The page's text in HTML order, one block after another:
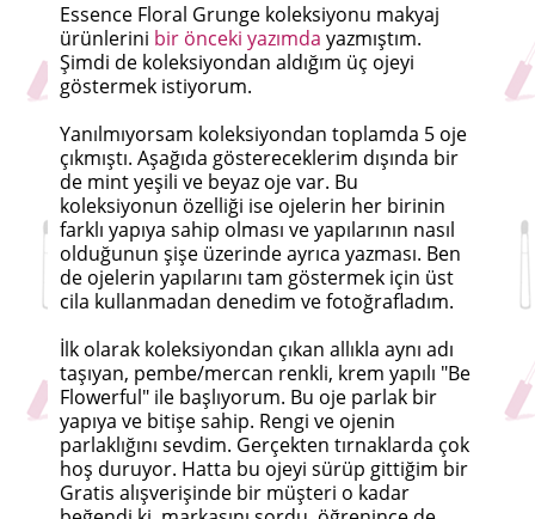
Essence Floral Grunge koleksiyonu makyaj
ürünlerini bir önceki yazımda yazmıştım.
Şimdi de koleksiyondan aldığım üç ojeyi
göstermek istiyorum.
Yanılmıyorsam koleksiyondan toplamda 5 oje
çıkmıştı. Aşağıda göstereceklerim dışında bir
de mint yeşili ve beyaz oje var. Bu
koleksiyonun özelliği ise ojelerin her birinin
farklı yapıya sahip olması ve yapılarının nasıl
olduğunun şişe üzerinde ayrıca yazması. Ben
de ojelerin yapılarını tam göstermek için üst
cila kullanmadan denedim ve fotoğrafladım.
İlk olarak koleksiyondan çıkan allıkla aynı adı
taşıyan, pembe/mercan renkli, krem yapılı "Be
Flowerful" ile başlıyorum. Bu oje parlak bir
yapıya ve bitişe sahip. Rengi ve ojenin
parlaklığını sevdim. Gerçekten tırnaklarda çok
hoş duruyor. Hatta bu ojeyi sürüp gittiğim bir
Gratis alışverişinde bir müşteri o kadar